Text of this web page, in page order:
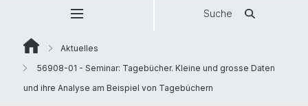
Suche
Aktuelles
56908-01 - Seminar: Tagebücher. Kleine und grosse Daten
und ihre Analyse am Beispiel von Tagebüchern